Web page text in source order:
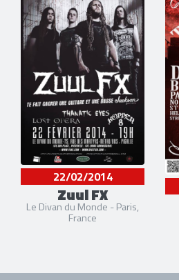
22/02/2014
Zuul FX
Le Divan du Monde - Paris,
France